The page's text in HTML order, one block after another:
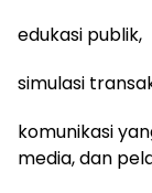
edukasi publik,
simulasi
komunikasi
media, dan